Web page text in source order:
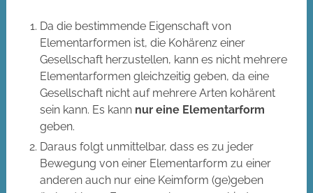
Da die bestimmende Eigenschaft von
Elementarformen ist, die Kohärenz einer
Gesellschaft herzustellen, kann es nicht mehrere
Elementarformen gleichzeitig geben, da eine
Gesellschaft nicht auf mehrere Arten kohärent
sein kann. Es kann nur eine Elementarform
geben.
Daraus folgt unmittelbar, dass es zu jeder
Bewegung von einer Elementarform zu einer
anderen auch nur eine Keimform (ge)geben